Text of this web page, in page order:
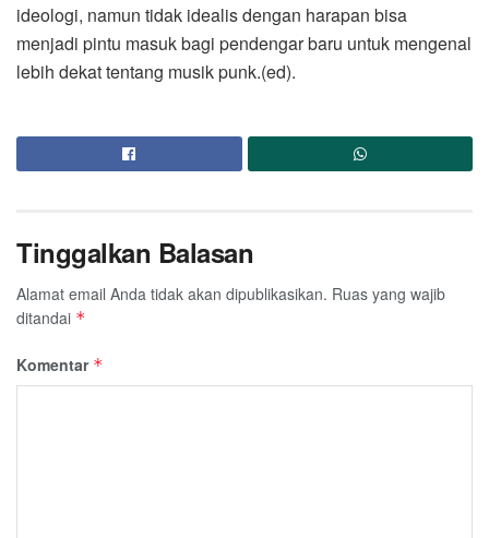
ideologi, namun tidak idealis dengan harapan bisa
menjadi pintu masuk bagi pendengar baru untuk mengenal
lebih dekat tentang musik punk.(ed).
Tinggalkan Balasan
Alamat email Anda tidak akan dipublikasikan. Ruas yang wajib
ditandai *
Komentar *